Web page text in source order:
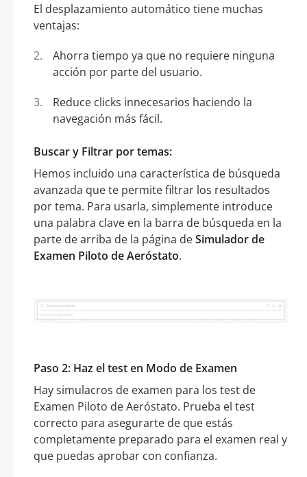
El desplazamiento automático tiene muchas
ventajas:
Ahorra tiempo ya que no requiere ninguna
acción por parte del usuario.
Reduce clicks innecesarios haciendo la
navegación más fácil.
Buscar y Filtrar por temas:
Hemos incluido una característica de búsqueda
avanzada que te permite filtrar los resultados
por tema. Para usarla, simplemente introduce
una palabra clave en la barra de búsqueda en la
parte de arriba de la página deSimulador de
Examen Piloto de Aeróstato.
Paso 2: Haz el test en Modo de Examen
Hay simulacros de examen para los test de
Examen Piloto de Aeróstato. Prueba el test
correcto para asegurarte de que estás
completamente preparado para el examen real y
que puedas aprobar con confianza.